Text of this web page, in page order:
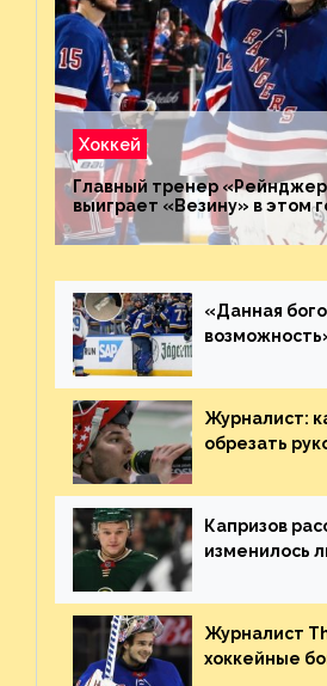
Хоккей
Главный тренер
выиграет «Везину» в этом
невероятен
«Данная
броске
Журналист:
обрезать
Плохая
Капризов
изменилось
Украине
Журналист
хоккейные